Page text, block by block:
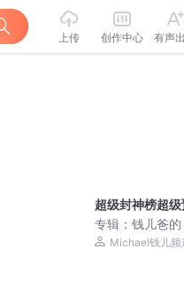
上传 创作中心 有声
超级封神榜超
专辑：钱儿爸
Michael钱儿频